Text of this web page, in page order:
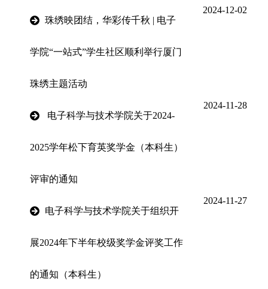
珠绣映团结，华彩传千秋 | 电子
学院“一站式”学生社区顺利举行厦门
珠绣主题活动
2024-12-02
电子科学与技术学院关于2024-
2025学年松下育英奖学金（本科生）
评审的通知
2024-11-28
电子科学与技术学院关于组织开
展2024年下半年校级奖学金评奖工作
的通知（本科生）
2024-11-27